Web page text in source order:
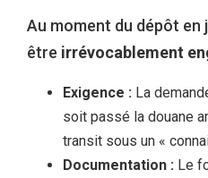
Au moment du dépôt en
être irrévocablement
Exigence : La
soit passé la douane
transit sous un «
Documentation : Le